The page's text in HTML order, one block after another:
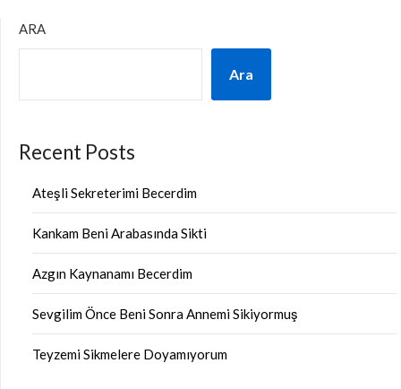
ARA
Ara
Recent Posts
Ateşli Sekreterimi Becerdim
Kankam Beni Arabasında Sikti
Azgın Kaynanamı Becerdim
Sevgilim Önce Beni Sonra Annemi Sikiyormuş
Teyzemi Sikmelere Doyamıyorum